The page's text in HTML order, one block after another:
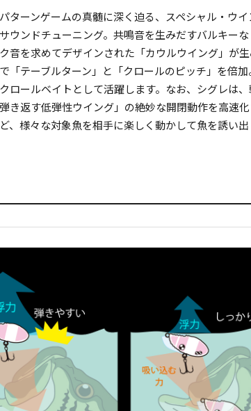
パターンゲームの真髄に深く迫る、スペシャル・
ウンドチューニング。共鳴音を生みだすバルキー
音を求めてデザインされた「カウルウイング」が
「テーブルターン」と「クロールのピッチ」を倍
ロールベイトとして活躍します。なお、シグレは
き返す低弾性ウイング」の絶妙な開閉動作を高速
、様々な対象魚を相手に楽しく動かして魚を誘い